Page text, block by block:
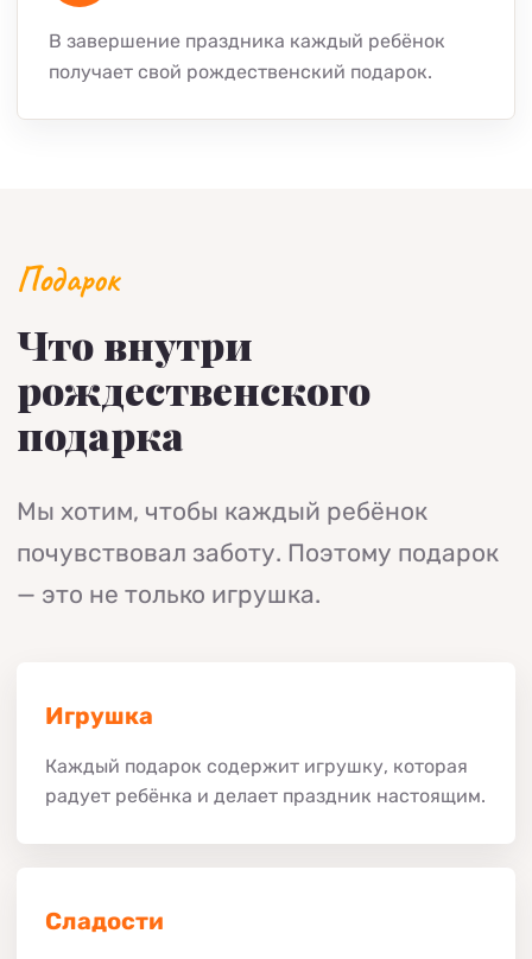
В завершение праздника каждый ребёнок
получает свой рождественский подарок.
Подарок
Что внутри
рождественского
подарка
Мы хотим, чтобы каждый ребёнок
почувствовал заботу. Поэтому подарок
— это не только игрушка.
Игрушка
Каждый подарок содержит игрушку, которая
радует ребёнка и делает праздник настоящим.
Сладости